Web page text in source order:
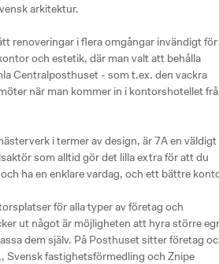
arkitektur.
renoveringar i flera omgångar invändigt för
och estetik, där man valt att behålla
Centralposthuset - som t.ex. den vackra
när man kommer in i kontorshotellet
i termer av design, är 7A en väldigt
som alltid gör det lilla extra för att du
ha en enklare vardag, och ett bättre
för alla typer av företag och
ut något är möjligheten att hyra större
dem själv. På Posthuset sitter företag
Svensk fastighetsförmedling och Znipe